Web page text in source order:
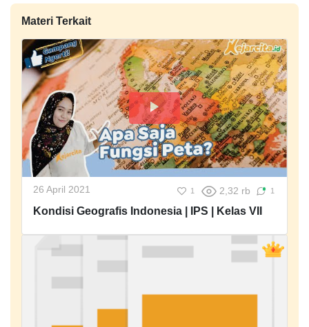
Materi Terkait
26 April 2021 1 2,32 rb 1
Kondisi Geografis Indonesia | IPS | Kelas VII